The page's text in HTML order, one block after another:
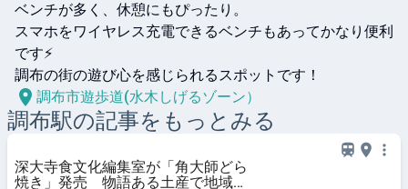
ベンチが多く、休憩にもぴったり。
スマホをワイヤレス充電できるベンチもあってかなり便利
です⚡️
調布の街の遊び心を感じられるスポットです！
調布市遊歩道(水木しげるゾーン）
調布駅の記事をもっとみる
深大寺食文化編集室が「角大師どら
焼き」発売 物語ある土産で地域を